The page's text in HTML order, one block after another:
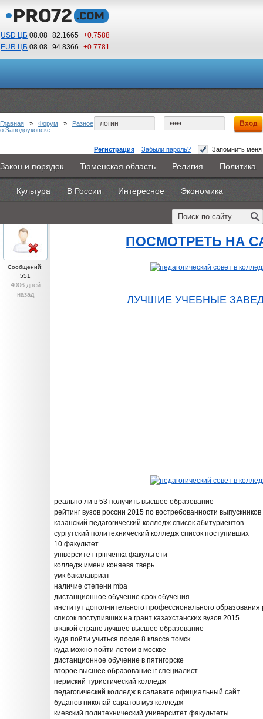
USD ЦБ 08.08 82.1665 +0.7588
EUR ЦБ 08.08 94.8366 +0.7781
14 02
По Гринвичу (GMT +5)
Регистрация Забыли пароль? Запомнить меня
Главная Новости Объявления КНИГИ ВестиNet
Каталоги 9PS Прочее
Закон и порядок Тюменская область Религия Политика
Культура В России Интересное Экономика
Главная » Форум » Разное
о Заводоуковске
педагогический совет в колледже
- 19 августа 2015, среда
oblachkovoe
Сообщений:
551
4006 дней
назад
педагогический совет в
ПОСМОТРЕТЬ НА
ЛУЧШИЕ УЧЕБНЫЕ
реально ли в 53 получить высшее образование
рейтинг вузов россии 2015 по востребованности выпускников
казанский педагогический колледж список абитуриентов
сургутский политехнический колледж список поступивших
10 факультет
університет грінченка факультети
колледж имени коняева тверь
умк бакалавриат
наличие степени mba
дистанционное обучение срок обучения
институт дополнительного профессионального
список поступивших на грант казахстанских вузов 2015
в какой стране лучшее высшее образование
куда пойти учиться после 8 класса томск
куда можно пойти летом в москве
дистанционное обучение в пятигорске
второе высшее образование it специалист
пермский туристический колледж
педагогический колледж в салавате официальный сайт
буданов николай саратов муз колледж
киевский политехнический университет факультеты